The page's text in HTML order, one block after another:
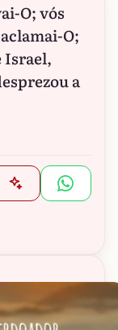
O; vós
O;
Israel,
a